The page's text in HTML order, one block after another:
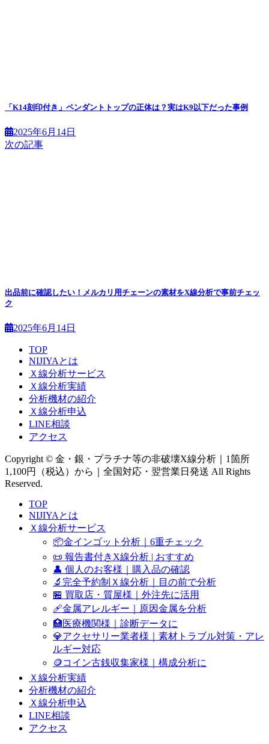
「K14刻印付き」ペンダントトップの正体は？実はK9以下だった事例
2025年6月14日
次の記事
出品前に確認したい！メルカリ用チェーンの素材をX線分析で事前チェッ
ク
2025年6月14日
TOP
NIJIYAとは
Ｘ線分析サービス
Ｘ線分析実績
分析機材の紹介
Ｘ線分析申込
LINE相談
アクセス
Copyright © 金・銀・プラチナ等の非破壊X線分析｜1箇所
1,100円（税込）から｜全国対応・翌営業日発送 All Rights
Reserved.
TOP
NIJIYAとは
Ｘ線分析サービス
📦金インゴット分析｜6重チェック
📜 報告書付きX線分析 | おすすめ
👤 個人のお客様｜購入品の確認
🔬完全予約制Ｘ線分析｜目の前で分析
🏪 買取店・質屋様｜外注先に活用
🩹金属アレルギー｜原因金属を分析
🏥医療機関様｜診断データに
💎アクセサリー業者様｜素材トラブル対策・アレ
ルギー対応
🪙コイン古銭収集家様｜構成分析に
Ｘ線分析実績
分析機材の紹介
Ｘ線分析申込
LINE相談
アクセス